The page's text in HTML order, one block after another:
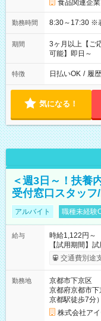
食品関連企業
勤務時間
期間
3ヶ月以上【ご
可能】即日～
特徴 日払いOK / 履
気になる！
＜週3日～！扶養
受付窓口スタッフ
アルバイト 職種未経験
給与
時給1,122円～
【試用期間】
交通費別途
勤務地
京都市下京区
京都府京都市
京都駅徒歩7分）
株式会社ア